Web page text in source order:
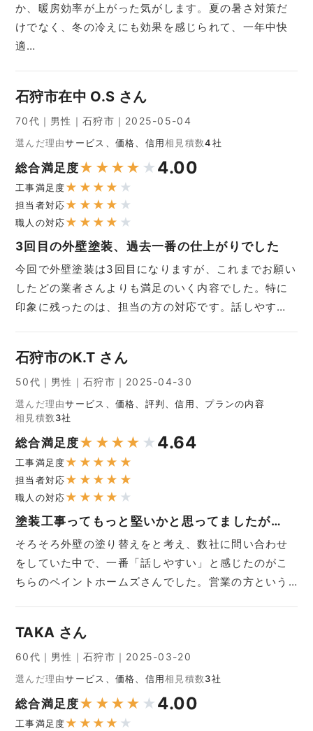
か、暖房効率が上がった気がします。夏の暑さ対策だ
けでなく、冬の冷えにも効果を感じられて、一年中快
適…
石狩市在中 O.S さん
70代｜男性｜石狩市｜2025-05-04
選んだ理由サービス、価格、信用相見積数4社
総合満足度★ ★ ★ ★ ★ 4.00
工事満足度★ ★ ★ ★ ★
担当者対応★ ★ ★ ★ ★
職人の対応★ ★ ★ ★ ★
3回目の外壁塗装、過去一番の仕上がりでした
今回で外壁塗装は3回目になりますが、これまでお願い
したどの業者さんよりも満足のいく内容でした。特に
印象に残ったのは、担当の方の対応です。話しやす…
石狩市のK.T さん
50代｜男性｜石狩市｜2025-04-30
選んだ理由サービス、価格、評判、信用、プランの内容
相見積数3社
総合満足度★ ★ ★ ★ ★ 4.64
工事満足度★ ★ ★ ★ ★
担当者対応★ ★ ★ ★ ★
職人の対応★ ★ ★ ★ ★
塗装工事ってもっと堅いかと思ってましたが…
そろそろ外壁の塗り替えをと考え、数社に問い合わせ
をしていた中で、一番「話しやすい」と感じたのがこ
ちらのペイントホームズさんでした。営業の方という…
TAKA さん
60代｜男性｜石狩市｜2025-03-20
選んだ理由サービス、価格、信用相見積数3社
総合満足度★ ★ ★ ★ ★ 4.00
工事満足度★ ★ ★ ★ ★